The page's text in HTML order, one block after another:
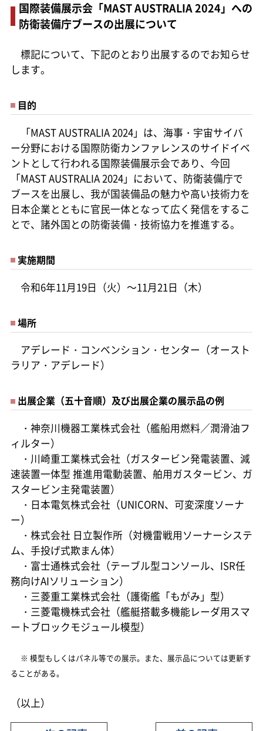
国際装備展示会「MAST AUSTRALIA 2024」への
防衛装備庁ブースの出展について
標記について、下記のとおり出展するのでお知らせ
します。
目的
「MAST AUSTRALIA 2024」は、海事・宇宙サイバ
ー分野における国際防衛カンファレンスのサイドイベ
ントとして行われる国際装備展示会であり、今回
「MAST AUSTRALIA 2024」において、防衛装備庁で
ブースを出展し、我が国装備品の魅力や高い技術力を
日本企業とともに官民一体となって広く発信をするこ
とで、諸外国との防衛装備・技術協力を推進する。
実施期間
令和6年11月19日（火）～11月21日（木）
場所
アデレード・コンベンション・センター（オースト
ラリア・アデレード）
出展企業（五十音順）及び出展企業の展示品の例
・神奈川機器工業株式会社（艦船用燃料／潤滑油フ
ィルター）
・川崎重工業株式会社（ガスタービン発電装置、減
速装置一体型 推進用電動装置、舶用ガスタービン、ガ
スタービン主発電装置）
・日本電気株式会社（UNICORN、可変深度ソーナ
ー）
・株式会社 日立製作所（対機雷戦用ソーナーシステ
ム、手投げ式欺まん体）
・富士通株式会社（テーブル型コンソール、ISR任
務向けAIソリューション）
・三菱重工業株式会社（護衛艦「もがみ」型）
・三菱電機株式会社（艦艇搭載多機能レーダ用スマ
ートブロックモジュール模型）
※ 模型もしくはパネル等での展示。また、展示品については更新す
ることがある。
（以上）